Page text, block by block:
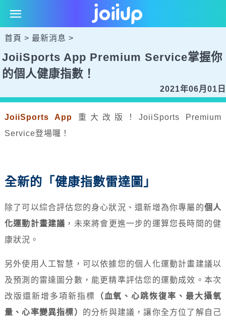
首頁 > 最新消息 >
JoiiSports App Premium Service掌握你
的個人健康指數！
2021年06月01日
JoiiSports App
重大改版！JoiiSports Premium
Service登場囉！
全新的「健康指數雷達圖」
除了可以綜合評估您的身心狀況、還新增為你專屬的個人
化運動計畫建議 ，未來將會更進一步的運算您長時間的健
康狀況。
另外使用人工智慧，可以依據您的個人化運動計畫建議以
及預測的雷達圖分數，能更精準評估您的運動成效。本次
改版還新增多項新指標
（血氧、心跳恢復率、最大攝氧
量、心率變異指標） 的分析與建議，讓你全方位了解自己